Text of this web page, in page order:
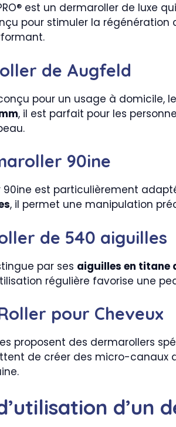
est un dermaroller de luxe
pour stimuler la régénération
de Augfeld
pour un usage à domicile,
, il est parfait pour les
90ine
90ine est particulièrement
, il permet une manipulation
de 540 aiguilles
par ses aiguilles en titane
régulière favorise une
pour Cheveux
proposent des dermarollers
de créer des micro-canaux
d’un